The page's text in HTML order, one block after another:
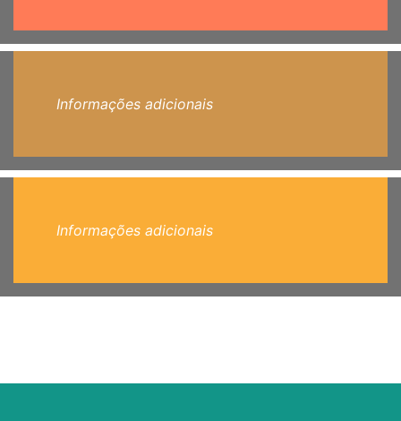
Informações adicionais
Informações adicionais